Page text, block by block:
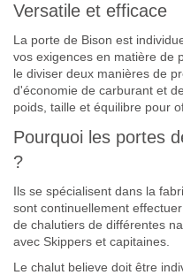
Versatile et efficace
La porte de Bison est
vos exigences en matière de
le diviser deux manières de
d'économie de carburant et
poids, taille et équilibre pour
Pourquoi les portes
?
Ils se spécialisent dans la
sont continuellement
de chalutiers de différentes
avec Skippers et capitaines.
Le chalut believe doit être